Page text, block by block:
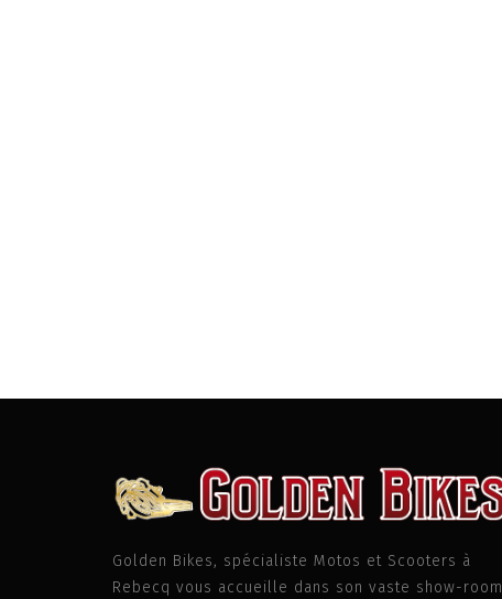
Golden Bikes, spécialiste Motos et Scooters à
Rebecq vous accueille dans son vaste show-room